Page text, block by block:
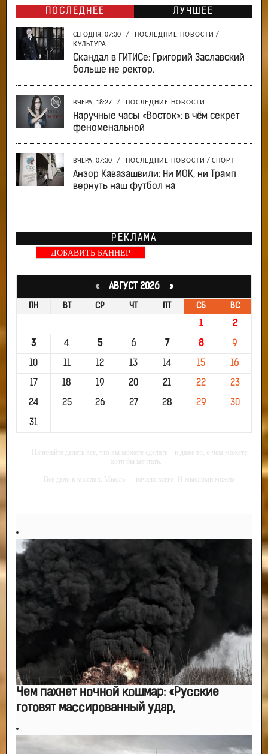
ПОСЛЕДНЕЕ ЛУЧШЕЕ
СЕГОДНЯ, 07:30 / ПОСЛЕДНИЕ НОВОСТИ /
КУЛЬТУРА
Скандал в ГИТИСе: Григорий Заславский
больше не ректор.
ВЧЕРА, 18:27 / ПОСЛЕДНИЕ НОВОСТИ
Наручные часы «Восток»: в чём секрет
феноменальной
ВЧЕРА, 07:30 / ПОСЛЕДНИЕ НОВОСТИ / СПОРТ
Анзор Кавазашвили: Ни МОК, ни Трамп
вернуть наш футбол на
РЕКЛАМА
ДОБАВИТЬ БАННЕР
«АВГУСТ 2026 »
ПН ВТ СР ЧТ ПТ СБ ВС
1 2
3 4 5 6 7 8 9
10 11 12 13 14 15 16
17 18 19 20 21 22 23
24 25 26 27 28 29 30
31
-- Начинайте делать все, что вы можете сделать – и даже то, о чем можете
хотя бы мечтать.
-- Все дело в мыслях. Мысль — начало всего. И мыслями можно
-- Самое большое богатство — это ум. Самая большая нищета — глупость.
Из всех страхов самый пугающий — самолюбование.
-- Лучшее, что можно сделать с хорошим советом, это пропустить его
мимо ушей. Он никогда не бывает полезен никому, кроме того, кто его дал.
-- Люблю давать советы и очень не люблю, когда их дают мне.
Чем пахнет ночной кошмар: «Русские
готовят массированный удар,